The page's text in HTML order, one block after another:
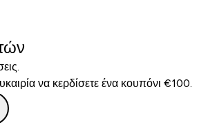
να κερδίσετε ένα κουπόνι €100.